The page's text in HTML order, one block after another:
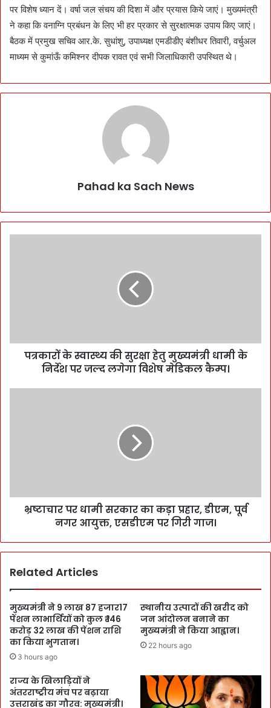
पर विशेष ध्यान दें। वर्षा जल संचय की दिशा में और प्रयास किये जाएं। मुख्यमंत्री
ने कहा कि वनाग्नि प्रबंधन के लिए भी हर प्रकार से सुरक्षात्मक उपाय किए जाएं।
बैठक में प्रमुख सचिव आर.के. सुधांशु, उपाध्यक्ष एमडीडीए बंशीधर तिवारी, वर्चुअल
माध्यम से कुमांऊँ कमिश्नर दीपक रावत एवं सभी जिलाधिकारी उपस्थित थे।
Pahad ka Sach News
पत्रकारों के स्वास्थ्य की सुरक्षा हेतु मुख्यमंत्री धामी के
निर्देश पर जल्द लगेगा विशेष मेडिकल कैम्प।
भ्रष्टाचार पर धामी सरकार का कड़ा प्रहार, डीएम, पूर्व
नगर आयुक्त, एसडीएम पर गिरी गाज।
Related Articles
मुख्यमंत्री ने 9 लाख 87 हजार17
पेंशन लाभार्थियों को कुल ₹ 146
करोड़ 32 लाख की पेंशन राशि
का किया भुगतान।
3 hours ago
स्थानीय उत्पादों की खरीद को
जन आंदोलन बनाने का
मुख्यमंत्री ने किया आह्वान।
22 hours ago
राज्य के खिलाड़ियों ने
अंतरराष्ट्रीय मंच पर बढ़ाया
उत्तराखंड का गौरव: मुख्यमंत्री।